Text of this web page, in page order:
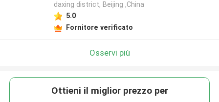
daxing district, Beijing ,China
5.0
Fornitore verificato
Osservi più
Ottieni il miglior prezzo per